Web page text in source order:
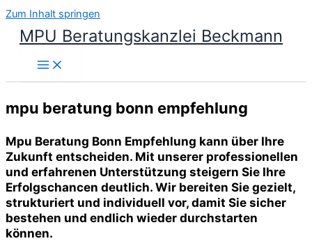
Zum Inhalt springen
MPU Beratungskanzlei Beckmann
mpu beratung bonn empfehlung
Mpu Beratung Bonn Empfehlung kann über Ihre
Zukunft entscheiden. Mit unserer professionellen
und erfahrenen Unterstützung steigern Sie Ihre
Erfolgschancen deutlich. Wir bereiten Sie gezielt,
strukturiert und individuell vor, damit Sie sicher
bestehen und endlich wieder durchstarten
können.